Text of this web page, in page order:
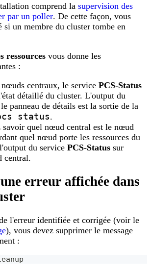
comprend la supervision des
par un poller. De cette façon, vous
si un membre du cluster tombe en
ressources vous donne les
:
centraux, le service PCS-Status
détaillé du cluster. L'output du
panneau de détails est la sortie de la
status.
savoir quel nœud central est le nœud
quel nœud porte les ressources du
du service PCS-Status sur
central.
erreur affichée dans
l'erreur identifiée et corrigée (voir le
), vous devez supprimer le message
: